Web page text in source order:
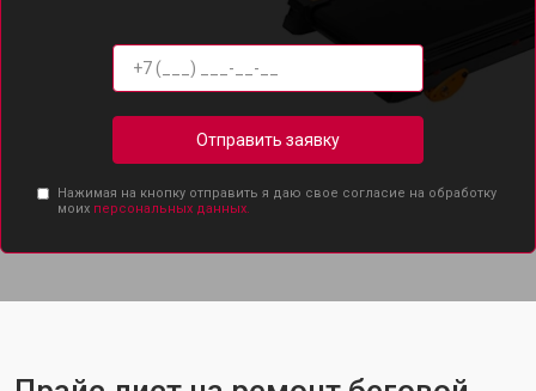
Отправить заявку
Нажимая на кнопку отправить я даю свое согласие на обработку
моих персональных данных.